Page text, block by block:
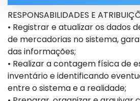
RESPONSABILIDADES E
• Registrar e atualizar os dados
de mercadorias no sistema,
das informações;
• Realizar a contagem física de
inventário e identificando
entre o sistema e a realidade;